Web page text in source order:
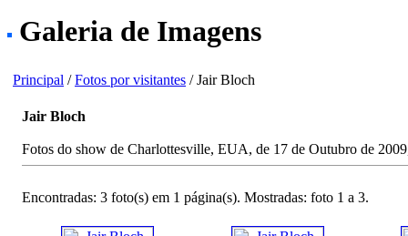
Galeria de Imagens
Principal /Fotos por visitantes / Jair Bloch
Jair Bloch
Fotos do show de Charlottesville, EUA, de 17 de Outubro de
Encontradas: 3 foto(s) em 1 página(s). Mostradas: foto 1 a 3.